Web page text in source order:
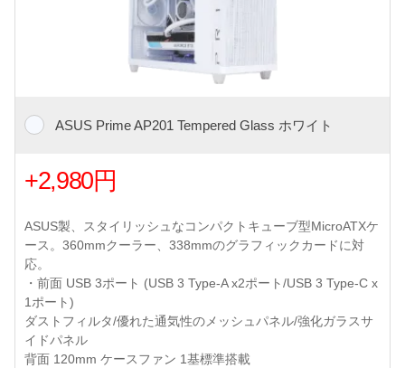
ASUS Prime AP201 Tempered Glass ホワイト
+2,980円
ASUS製、スタイリッシュなコンパクトキューブ型MicroATXケ
ース。360mmクーラー、338mmのグラフィックカードに対
応。
・前面 USB 3ポート (USB 3 Type-A x2ポート/USB 3 Type-C x
1ポート)
ダストフィルタ/優れた通気性のメッシュパネル/強化ガラスサ
イドパネル
背面 120mm ケースファン 1基標準搭載